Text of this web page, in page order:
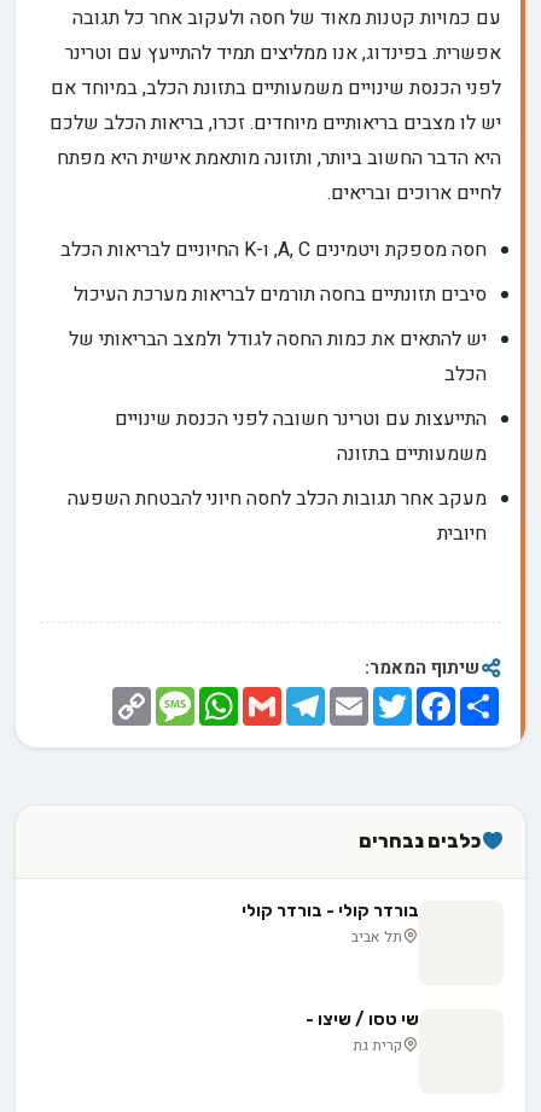
עם כמויות קטנות מאוד של חסה ולעקוב אחר כל תגובה
אפשרית. בפינדוג, אנו ממליצים תמיד להתייעץ עם וטרינר
לפני הכנסת שינויים משמעותיים בתזונת הכלב, במיוחד אם
יש לו מצבים בריאותיים מיוחדים. זכרו, בריאות הכלב שלכם
היא הדבר החשוב ביותר, ותזונה מותאמת אישית היא מפתח
לחיים ארוכים ובריאים.
חסה מספקת ויטמינים A, C, ו-K החיוניים לבריאות הכלב
סיבים תזונתיים בחסה תורמים לבריאות מערכת העיכול
יש להתאים את כמות החסה לגודל ולמצב הבריאותי של
הכלב
התייעצות עם וטרינר חשובה לפני הכנסת שינויים
משמעותיים בתזונה
מעקב אחר תגובות הכלב לחסה חיוני להבטחת השפעה
חיובית
שיתוף המאמר:
Share
Facebook
Twitter
Email
Telegram
Gmail
WhatsApp
Message
Copy
Link
כלבים נבחרים
בורדר קולי - בורדר קולי
תל אביב
שי טסו / שיצו -
קרית גת